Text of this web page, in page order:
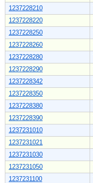
1237228210
1237228220
1237228250
1237228260
1237228280
1237228290
1237228342
1237228350
1237228380
1237228390
1237231010
1237231021
1237231030
1237231050
1237231100